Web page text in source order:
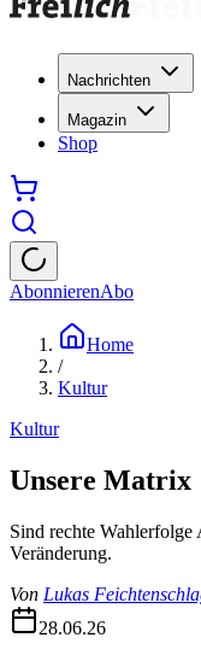
Nachrichten
Magazin
Shop
AbonnierenAbo
Home
/
Kultur
Kultur
Unsere Matrix
Sind rechte
Veränderung.
Von Lukas
28.06.26